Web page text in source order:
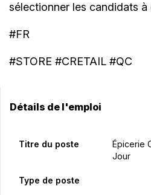
sélectionner les candidats à
#FR
#STORE #CRETAIL #QC
Détails de l'emploi
Titre du poste
Épicerie
Jour
Type de poste